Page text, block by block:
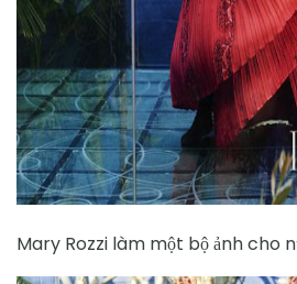
ad
Mary Rozzi làm một bộ ảnh cho